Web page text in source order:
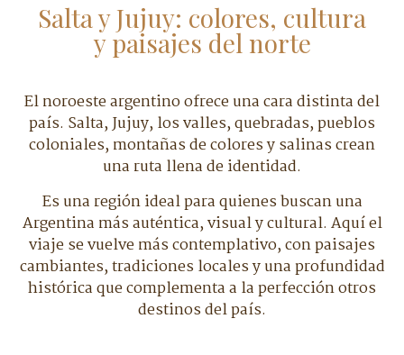
Salta y Jujuy: colores, cultura
y paisajes del norte
El noroeste argentino ofrece una cara distinta del
país. Salta, Jujuy, los valles, quebradas, pueblos
coloniales, montañas de colores y salinas crean
una ruta llena de identidad.
Es una región ideal para quienes buscan una
Argentina más auténtica, visual y cultural. Aquí el
viaje se vuelve más contemplativo, con paisajes
cambiantes, tradiciones locales y una profundidad
histórica que complementa a la perfección otros
destinos del país.